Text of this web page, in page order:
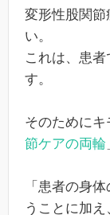
変形性股関節
い。
これは、患
す。
そのためにキ
節ケアの両輪
「患者の身
うことに加